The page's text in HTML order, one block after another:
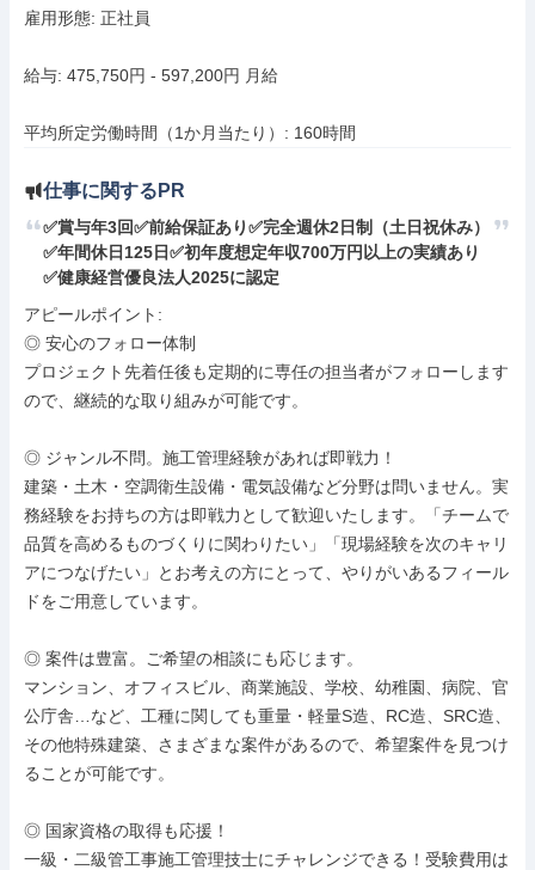
雇用形態: 正社員
給与: 475,750円 - 597,200円 月給
平均所定労働時間（1か月当たり）: 160時間
仕事に関するPR
✅賞与年3回✅前給保証あり✅完全週休2日制（土日祝休み）
✅年間休日125日✅初年度想定年収700万円以上の実績あり
✅健康経営優良法⼈2025に認定
アピールポイント:
◎ 安心のフォロー体制
プロジェクト先着任後も定期的に専任の担当者がフォローします
ので、継続的な取り組みが可能です。
◎ ジャンル不問。施工管理経験があれば即戦力！
建築・土木・空調衛生設備・電気設備など分野は問いません。実
務経験をお持ちの方は即戦力として歓迎いたします。「チームで
品質を高めるものづくりに関わりたい」「現場経験を次のキャリ
アにつなげたい」とお考えの方にとって、やりがいあるフィール
ドをご用意しています。
◎ 案件は豊富。ご希望の相談にも応じます。
マンション、オフィスビル、商業施設、学校、幼稚園、病院、官
公庁舎…など、工種に関しても重量・軽量S造、RC造、SRC造、
その他特殊建築、さまざまな案件があるので、希望案件を見つけ
ることが可能です。
◎ 国家資格の取得も応援！
一級・二級管工事施工管理技士にチャレンジできる！受験費用は